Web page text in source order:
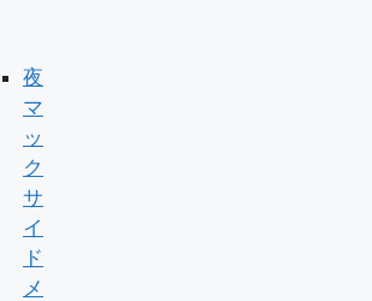
夜
マ
ッ
ク
サ
イ
ド
メ